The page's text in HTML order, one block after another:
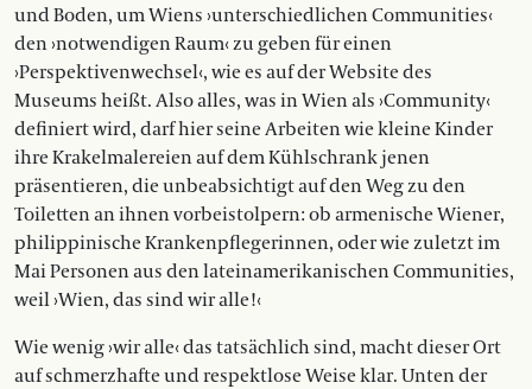
und Boden, um Wiens ›unterschiedlichen Communities‹
den ›notwendigen Raum‹ zu geben für einen
›Perspektivenwechsel‹, wie es auf der Website des
Museums heißt. Also alles, was in Wien als ›Community‹
definiert wird, darf hier seine Arbeiten wie kleine Kinder
ihre Krakelmalereien auf dem Kühlschrank jenen
präsentieren, die unbeabsichtigt auf den Weg zu den
Toiletten an ihnen vorbeistolpern: ob armenische Wiener,
philippinische Krankenpflegerinnen, oder wie zuletzt im
Mai Personen aus den lateinamerikanischen Communities,
weil ›Wien, das sind wir alle!‹
Wie wenig ›wir alle‹ das tatsächlich sind, macht dieser Ort
auf schmerzhafte und respektlose Weise klar. Unten der